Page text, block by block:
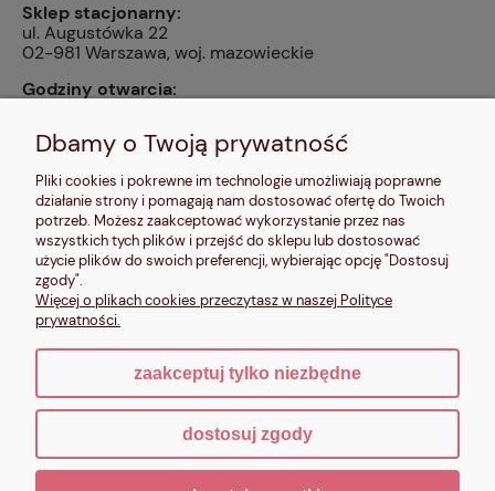
Sklep stacjonarny:
ul. Augustówka 22
02-981 Warszawa, woj. mazowieckie
Godziny otwarcia:
13:00, nd: nieczynne
604 680 566,
kontakt@makalele.pl;makalele@poczta.fm
Adres rejestrowy:
ul. Bartycka 63A/32
00-716 Warszawa
NIP: 6621635689
pokaż pełną wersję strony
Sklep internetowy Shoper.pl
Dbamy o Twoją prywatność
Pliki cookies i pokrewne im technologie umożliwiają poprawne
działanie strony i pomagają nam dostosować ofertę do Twoich
potrzeb. Możesz zaakceptować wykorzystanie przez nas
wszystkich tych plików i przejść do sklepu lub dostosować
użycie plików do swoich preferencji, wybierając opcję "Dostosuj
zgody".
Więcej o plikach cookies przeczytasz w naszej Polityce
prywatności.
zaakceptuj tylko niezbędne
dostosuj zgody